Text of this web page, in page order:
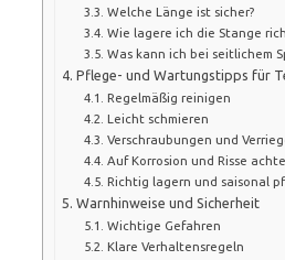
Welche Länge ist sicher?
Wie lagere ich die Stange
Was kann ich bei seitlichem
Pflege- und Wartungstipps für
Regelmäßig reinigen
Leicht schmieren
Verschraubungen und
Auf Korrosion und Risse
Richtig lagern und saisonal
Warnhinweise und Sicherheit
Wichtige Gefahren
Klare Verhaltensregeln